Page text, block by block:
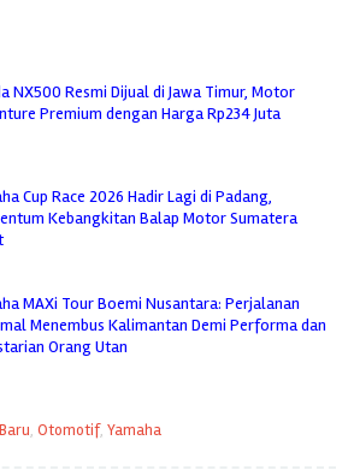
NX500 Resmi Dijual di Jawa Timur, Motor
Premium dengan Harga Rp234 Juta
Cup Race 2026 Hadir Lagi di Padang,
Kebangkitan Balap Motor Sumatera
MAXi Tour Boemi Nusantara: Perjalanan
Menembus Kalimantan Demi Performa dan
Orang Utan
, Otomotif, Yamaha